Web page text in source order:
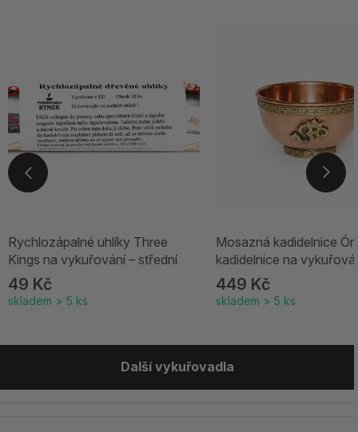
Rychlozápalné uhlíky Three
Kings na vykuřování – střední
49 Kč
skladem > 5 ks
Mosazná kadidelnice
kadidelnice na
449 Kč
skladem > 5 ks
Další vykuřovadla